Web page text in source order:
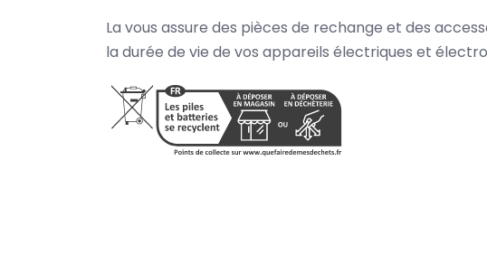
La vous assure des pièces de rechange et des
la durée de vie de vos appareils électriques et